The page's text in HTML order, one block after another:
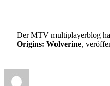
Der MTV multiplayerblog
Origins: Wolverine‚